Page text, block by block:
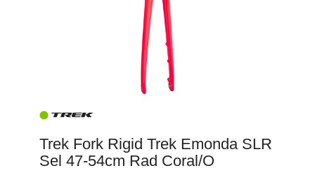
Trek Fork Rigid Trek Emonda SLR
Sel 47-54cm Rad Coral/O